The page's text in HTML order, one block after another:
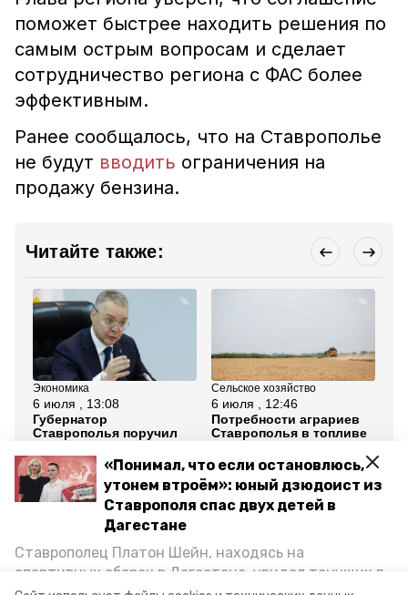
«Понимал, что если остановлюсь,
утонем втроём»: юный дзюдоист из
Ставрополя спас двух детей в
Дагестане
Ставрополец Платон Шейн, находясь на
спортивных сборах в Дегестане, увидел тонущих в
поможет быстрее находить решения по
самым острым вопросам и сделает
сотрудничество региона с ФАС более
эффективным.
Ранее сообщалось, что на Ставрополье
не будут вводить ограничения на
продажу бензина.
Читайте также:
Экономика
6 июля , 13:08
Губернатор
Ставрополья поручил
ситуацию с топливом в
крае
Сельское хозяйство
6 июля , 12:46
Потребности аграриев
Ставрополья в топливе
минсельхоз края
Все новости
фас топливо азс